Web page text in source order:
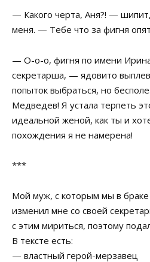
— Какого черта, Аня?! — шипит,
меня. — Тебе что за фигня
— О-о-о, фигня по имени
секретарша, — ядовито
попыток выбраться, но
Медведев! Я устала терпеть
идеальной женой, как ты и
похождения я не намерена!
***
Мой муж, с которым мы в
изменил мне со своей
с этим мириться, поэтому
В тексте есть:
— властный герой-мерзавец